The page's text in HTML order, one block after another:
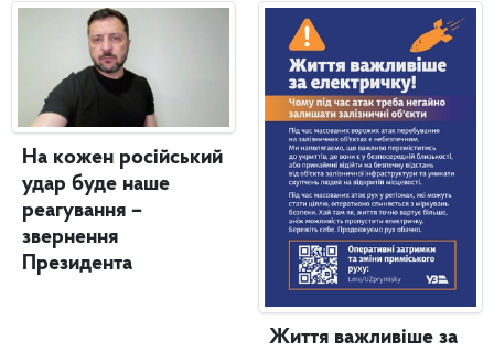
На кожен російський
удар буде наше
реагування –
звернення
Президента
Життя важливіше за